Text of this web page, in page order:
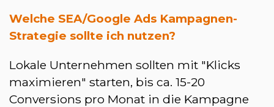
Welche SEA/Google Ads Kampagnen-
Strategie sollte ich nutzen?
Lokale Unternehmen sollten mit "Klicks
maximieren" starten, bis ca. 15-20
Conversions pro Monat in die Kampagne